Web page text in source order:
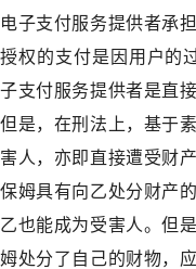
电子支付服务提供者承
授权的支付是因用户的
子支付服务提供者是直
但是，在刑法上，基于
害人，亦即直接遭受财
保姆具有向乙处分财产
乙也能成为受害人。但
姆处分了自己的财物，